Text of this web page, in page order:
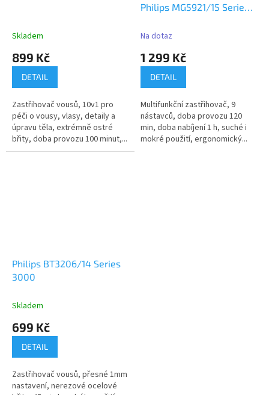
Skladem
899 Kč
DETAIL
Zastřihovač vousů, 10v1 pro
péči o vousy, vlasy, detaily a
úpravu těla, extrémně ostré
břity, doba provozu 100 minut,...
Philips MG5921/15 Series
Na dotaz
1 299 Kč
DETAIL
Multifunkční zastřihovač, 9
nástavců, doba provozu 120
min, doba nabíjení 1 h, suché i
mokré použití, ergonomický...
Philips BT3206/14 Series
3000
Skladem
699 Kč
DETAIL
Zastřihovač vousů, přesné 1mm
nastavení, nerezové ocelové